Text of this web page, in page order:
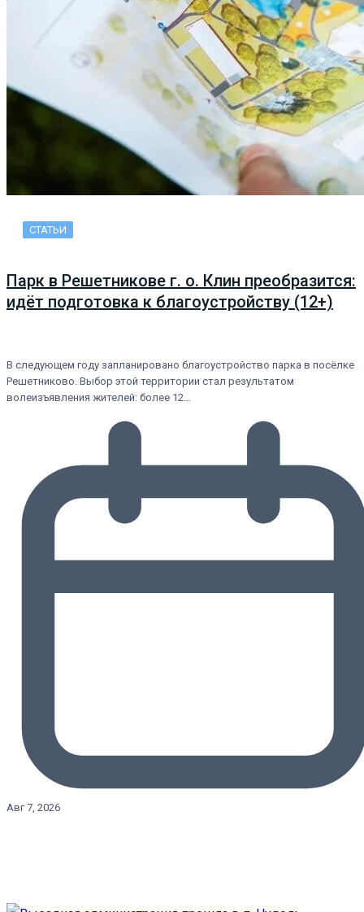
СТАТЬИ
Парк в Решетникове г. о. Клин преобразится:
идёт подготовка к благоустройству (12+)
В следующем году запланировано благоустройство парка в посёлке
Решетниково. Выбор этой территории стал результатом
волеизъявления жителей: более 12…
Авг 7, 2026